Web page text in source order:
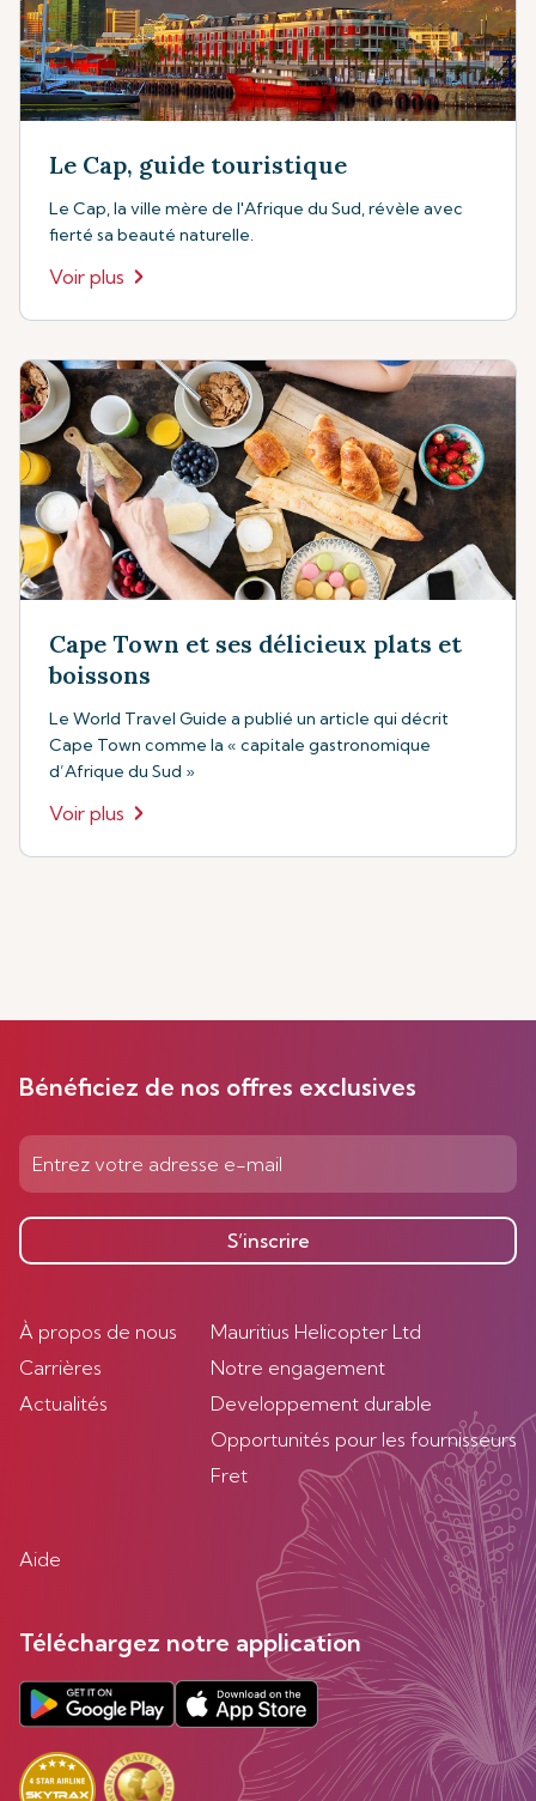
Le Cap, guide touristique
Le Cap, la ville mère de l'Afrique du Sud, révèle avec
fierté sa beauté naturelle.
Voir plus
Cape Town et ses délicieux plats et
boissons
Le World Travel Guide a publié un article qui décrit
Cape Town comme la « capitale gastronomique
d’Afrique du Sud »
Voir plus
Bénéficiez de nos offres exclusives
S’inscrire
À propos de nous
Carrières
Actualités
Mauritius Helicopter Ltd
Notre engagement
Developpement durable
Opportunités pour les fournisseurs
Fret
Aide
Téléchargez notre application